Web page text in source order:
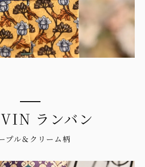
ランバン
プル＆クリーム柄